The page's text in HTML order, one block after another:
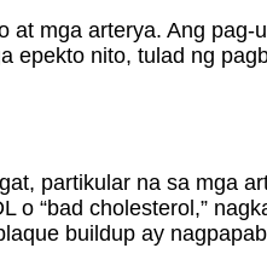
mga arterya. Ang pag-
epekto nito, tulad ng
partikular na sa mga
o “bad cholesterol,”
buildup ay